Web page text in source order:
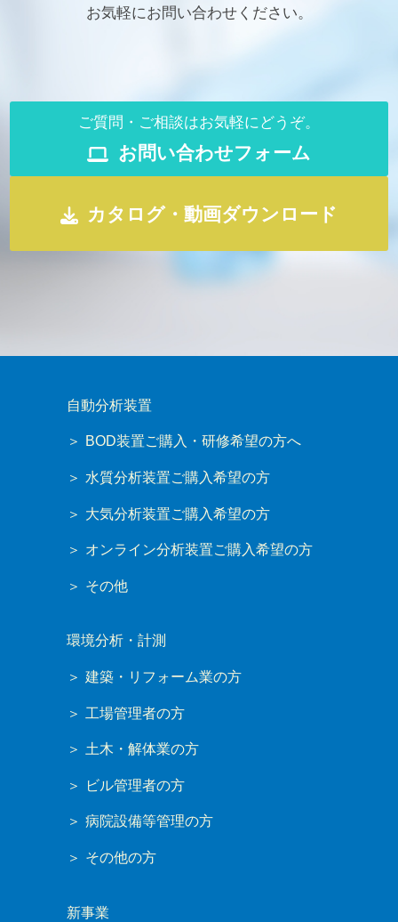
お気軽にお問い合わせください。
ご質問・ご相談はお気軽にどうぞ。
お問い合わせフォーム
カタログ・動画ダウンロード
自動分析装置
BOD装置ご購入・研修希望の方へ
水質分析装置ご購入希望の方
大気分析装置ご購入希望の方
オンライン分析装置ご購入希望の方
その他
環境分析・計測
建築・リフォーム業の方
工場管理者の方
土木・解体業の方
ビル管理者の方
病院設備等管理の方
その他の方
新事業